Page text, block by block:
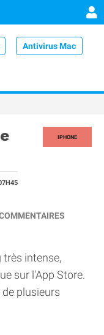
Antivirus Mac
IPHONE
intense,
sur l'App Store.
de plusieurs